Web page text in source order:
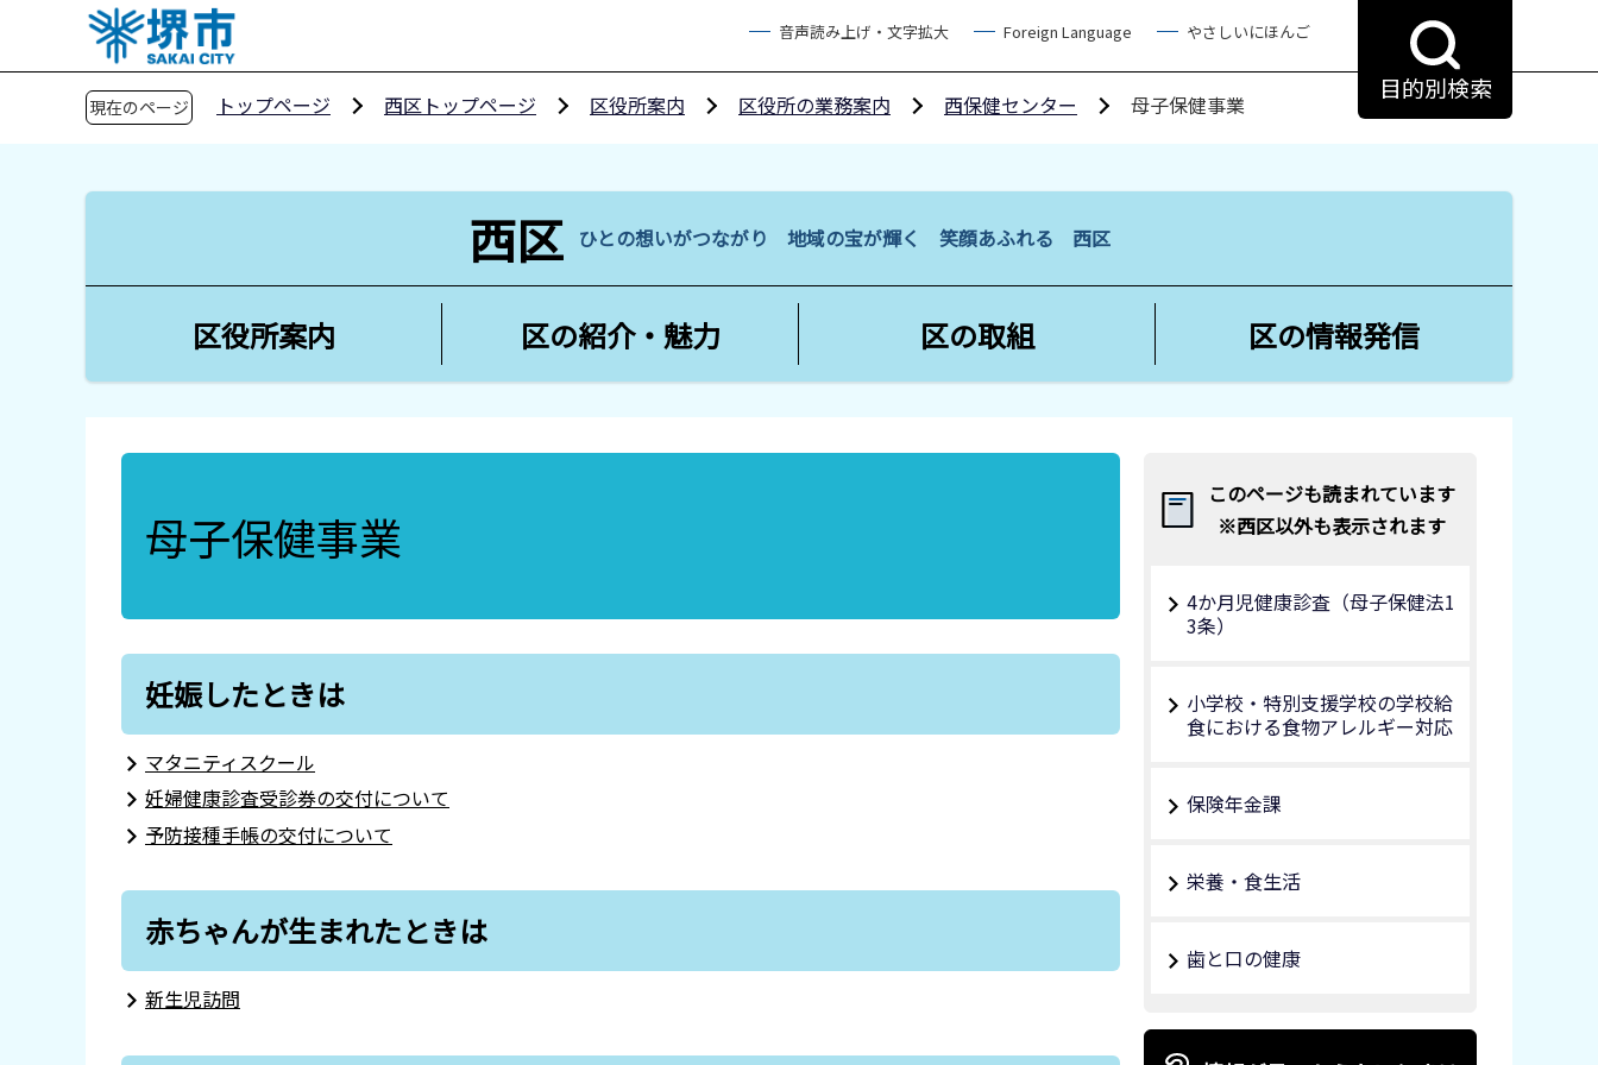
ペ
音声読み上げ・文字拡大 Foreign Language やさしいにほんご
目的別検索
現在のページ トップページ 西区トップページ 区役所案内 区役所の業務案内 西保健センター 母子保健事業
西区 ひとの想いがつながり 地域の宝が輝く 笑顔あふれる 西区
区役所案内 区の紹介・魅力 区の取組 区の情報発信
母子保健事業
妊娠したときは
マタニティスクール
妊婦健康診査受診券の交付について
予防接種手帳の交付について
赤ちゃんが生まれたときは
新生児訪問
このページも読まれています
※西区以外も表示されます
4か月児健康診査（母子保健法1
3条）
小学校・特別支援学校の学校給
食における食物アレルギー対応
保険年金課
栄養・食生活
歯と口の健康